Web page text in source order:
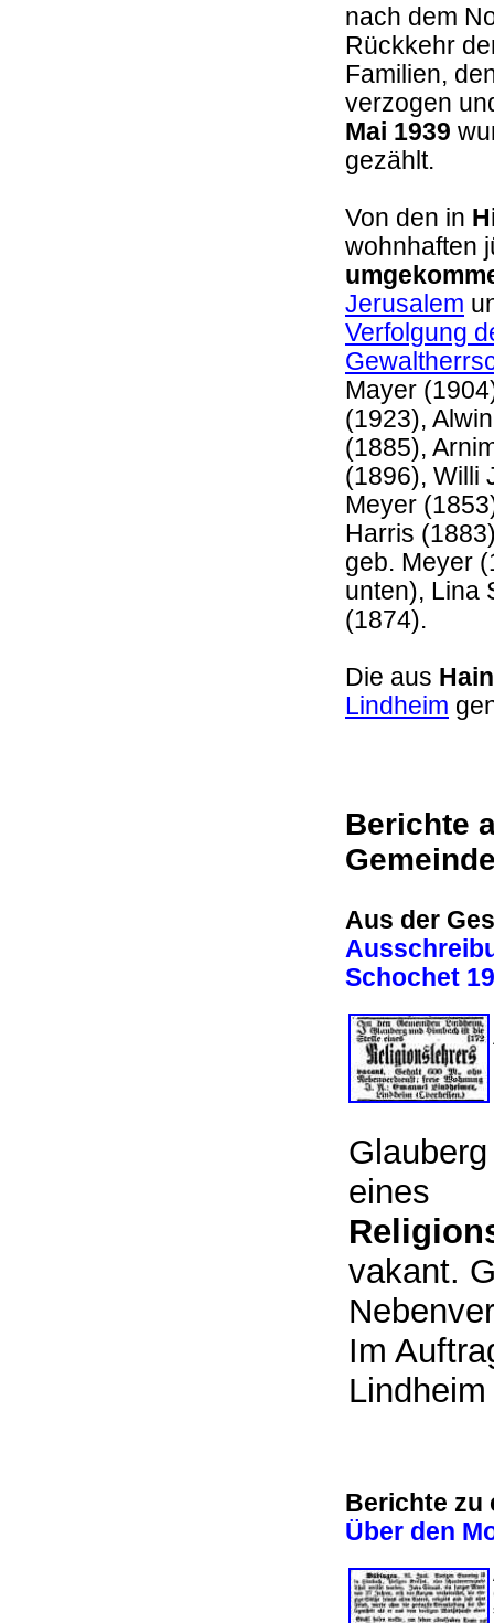
nach dem
Rückkehr
Familien,
verzogen
Mai 1939
gezählt.
Von den in
wohnhaften
Jerusalem
Verfolgung
Mayer
(1923),
(1885),
(1896), Willi
Meyer
Harris
geb. Meyer
unten), Lina
(1874).
Die aus
Lindheim
Berichte
Aus der
Schochet
eines
vakant.
Im
Berichte zu
Über den